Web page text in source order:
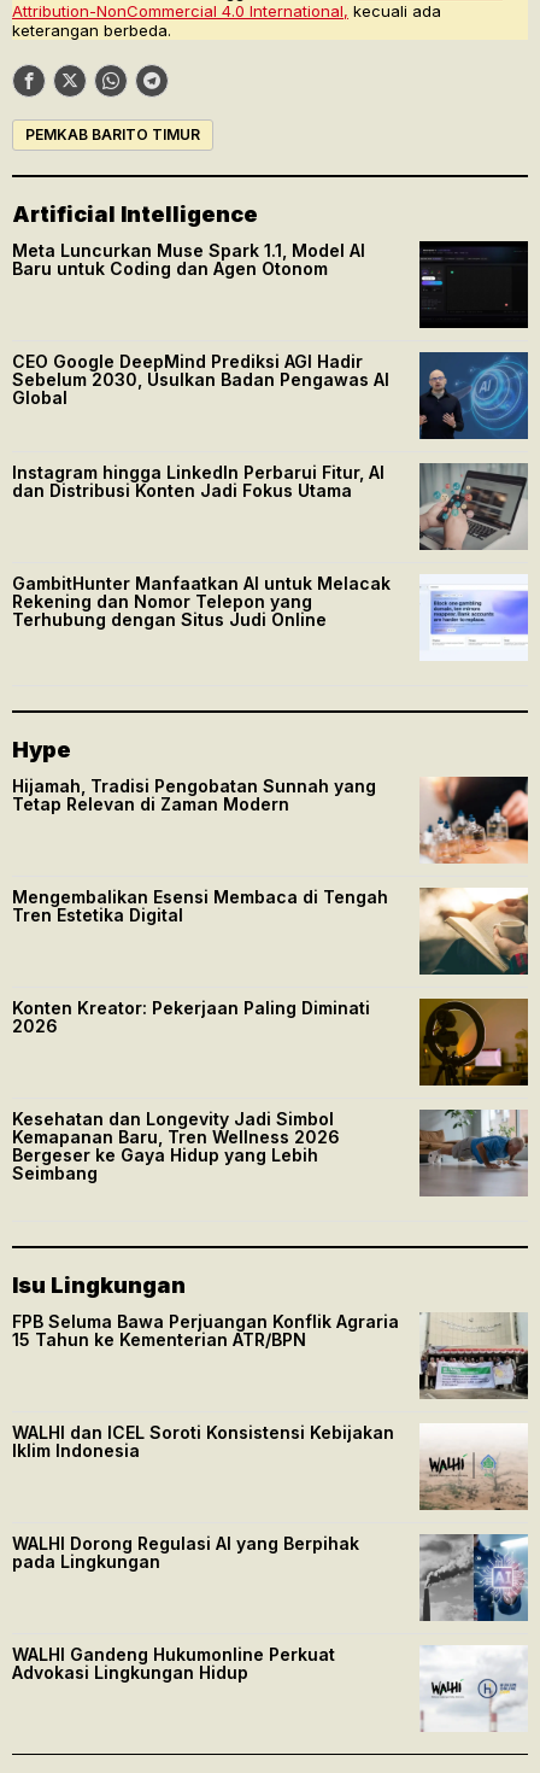
Attribution-NonCommercial 4.0 International, kecuali ada
keterangan berbeda.
PEMKAB BARITO TIMUR
Artificial Intelligence
Meta Luncurkan Muse Spark 1.1, Model AI
Baru untuk Coding dan Agen Otonom
CEO Google DeepMind Prediksi AGI Hadir
Sebelum 2030, Usulkan Badan Pengawas AI
Global
Instagram hingga LinkedIn Perbarui Fitur, AI
dan Distribusi Konten Jadi Fokus Utama
GambitHunter Manfaatkan AI untuk Melacak
Rekening dan Nomor Telepon yang
Terhubung dengan Situs Judi Online
Hype
Hijamah, Tradisi Pengobatan Sunnah yang
Tetap Relevan di Zaman Modern
Mengembalikan Esensi Membaca di Tengah
Tren Estetika Digital
Konten Kreator: Pekerjaan Paling Diminati
2026
Kesehatan dan Longevity Jadi Simbol
Kemapanan Baru, Tren Wellness 2026
Bergeser ke Gaya Hidup yang Lebih
Seimbang
Isu Lingkungan
FPB Seluma Bawa Perjuangan Konflik Agraria
15 Tahun ke Kementerian ATR/BPN
WALHI dan ICEL Soroti Konsistensi Kebijakan
Iklim Indonesia
WALHI Dorong Regulasi AI yang Berpihak
pada Lingkungan
WALHI Gandeng Hukumonline Perkuat
Advokasi Lingkungan Hidup